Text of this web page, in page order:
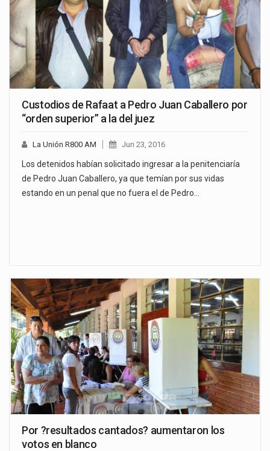
Custodios de Rafaat a Pedro Juan Caballero por
“orden superior” a la del juez
La Unión R800 AM Jun 23, 2016
Los detenidos habían solicitado ingresar a la penitenciaría
de Pedro Juan Caballero, ya que temían por sus vidas
estando en un penal que no fuera el de Pedro…
Por ?resultados cantados? aumentaron los
votos en blanco